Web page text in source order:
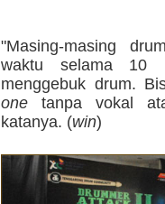
"Masing-masing
waktu selama 10
menggebuk drum.
one tanpa vokal
katanya. (win)